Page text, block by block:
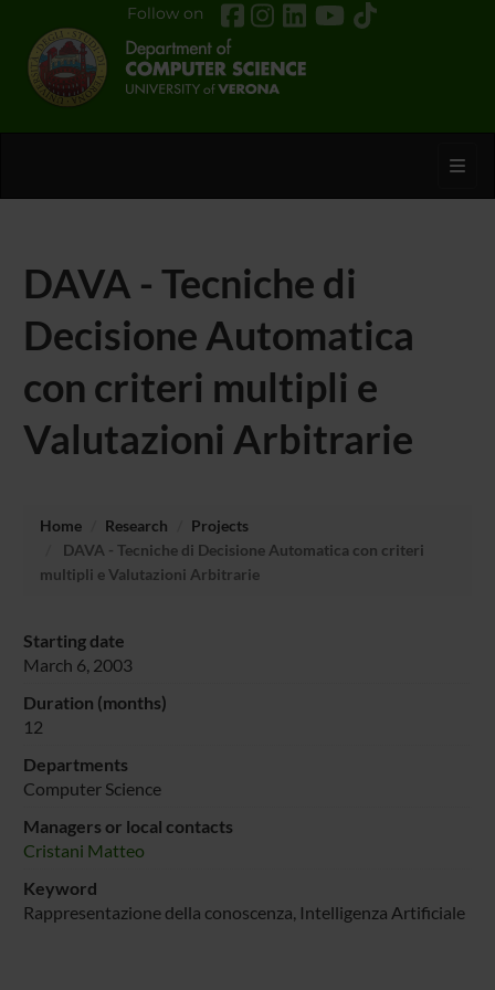
Follow on
DAVA - Tecniche di
Decisione Automatica
con criteri multipli e
Valutazioni Arbitrarie
Home Research
Projects
DAVA - Tecniche di Decisione Automatica con criteri
multipli e Valutazioni Arbitrarie
Starting date
March 6, 2003
Duration (months)
12
Departments
Computer Science
Managers or local contacts
Cristani Matteo
Keyword
Rappresentazione della conoscenza, Intelligenza Artificiale